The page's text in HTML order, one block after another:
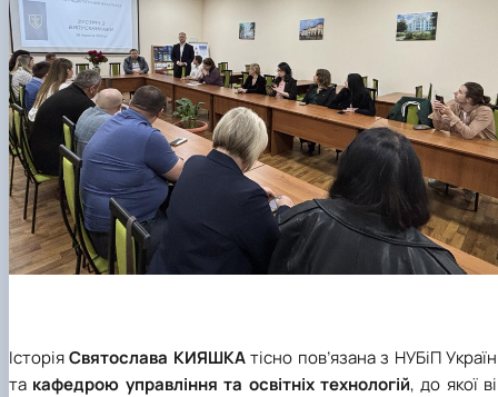
ІсторіяСвятослава КИЯШКАтісно пов’язана з НУБіП
та кафедрою управління та освітніх технологій, до якої